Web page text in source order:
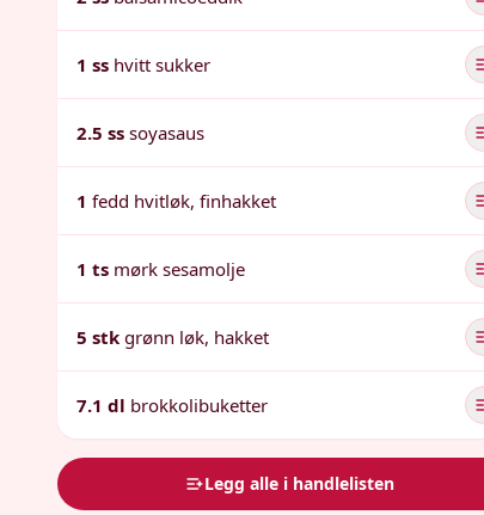
1 ss hvitt sukker
2.5 ss soyasaus
1 fedd hvitløk, finhakket
1 ts mørk sesamolje
5 stk grønn løk, hakket
7.1 dl brokkolibuketter
Legg alle i handlelisten